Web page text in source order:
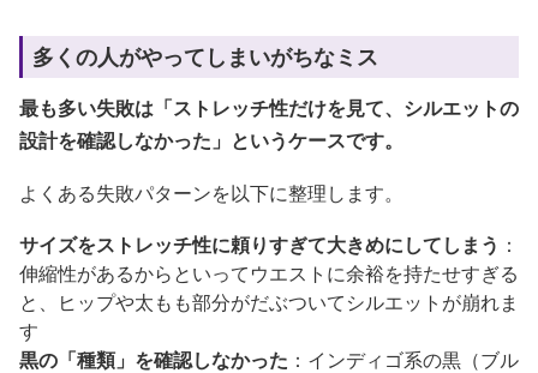
多くの人がやってしまいがちなミス
最も多い失敗は「ストレッチ性だけを見て、シルエットの
設計を確認しなかった」というケースです。
よくある失敗パターンを以下に整理します。
サイズをストレッチ性に頼りすぎて大きめにしてしまう ：
伸縮性があるからといってウエストに余裕を持たせすぎる
と、ヒップや太もも部分がだぶついてシルエットが崩れま
す
黒の「種類」を確認しなかった ：インディゴ系の黒（ブル